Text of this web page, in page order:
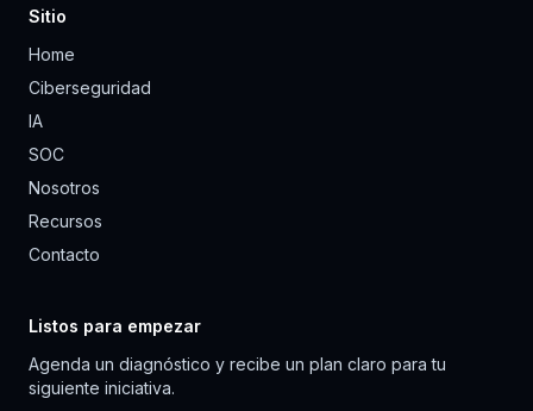
Sitio
Home
Ciberseguridad
IA
SOC
Nosotros
Recursos
Contacto
Listos para empezar
Agenda un diagnóstico y recibe un plan claro para tu
siguiente iniciativa.